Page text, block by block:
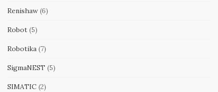
Renishaw (6)
Robot (5)
Robotika (7)
SigmaNEST (5)
SIMATIC (2)